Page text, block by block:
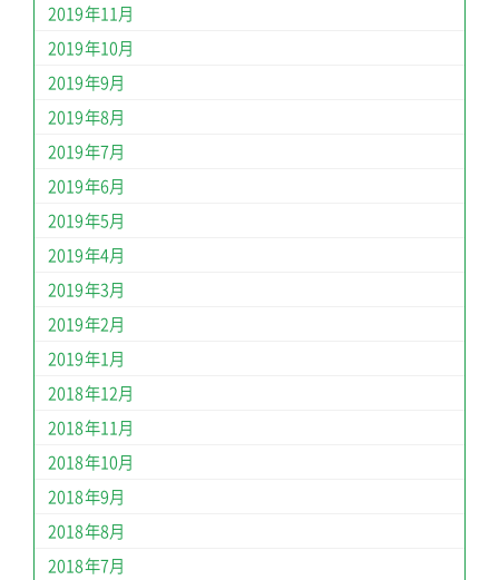
2019年11月
2019年10月
2019年9月
2019年8月
2019年7月
2019年6月
2019年5月
2019年4月
2019年3月
2019年2月
2019年1月
2018年12月
2018年11月
2018年10月
2018年9月
2018年8月
2018年7月